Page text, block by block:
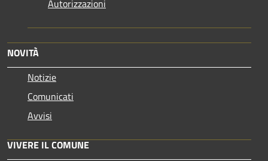
Autorizzazioni
NOVITÀ
Notizie
Comunicati
Avvisi
VIVERE IL COMUNE